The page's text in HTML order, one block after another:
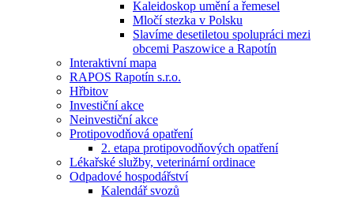
Kaleidoskop umění a řemesel
Mločí stezka v Polsku
Slavíme desetiletou spolupráci mezi
obcemi Paszowice a Rapotín
Interaktivní mapa
RAPOS Rapotín s.r.o.
Hřbitov
Investiční akce
Neinvestiční akce
Protipovodňová opatření
2. etapa protipovodňových opatření
Lékařské služby, veterinární ordinace
Odpadové hospodářství
Kalendář svozů